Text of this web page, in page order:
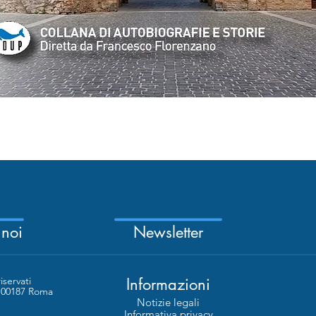
Newsletter
Roma
Informazioni
Notizie legali